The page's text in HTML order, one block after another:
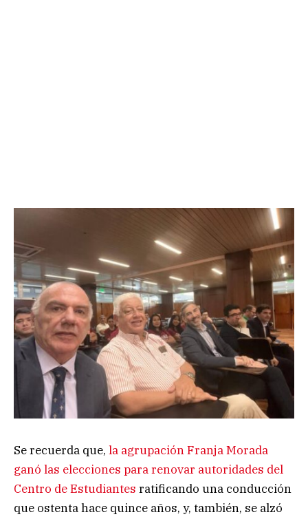
Se recuerda que, la agrupación Franja Morada
ganó las elecciones para renovar autoridades del
Centro de Estudiantes ratificando una conducción
que ostenta hace quince años, y, también, se alzó